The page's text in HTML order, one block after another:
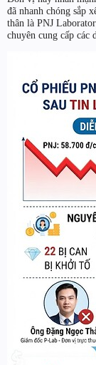
đã nhanh chóng sắp
thân là PNJ
chuyên cung cấp